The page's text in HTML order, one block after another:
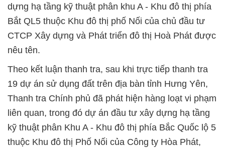
dựng hạ tầng kỹ thuật phân khu A - Khu đô thị phía
Bắt QL5 thuộc Khu đô thị phố Nối của chủ đầu tư
CTCP Xây dựng và Phát triển đô thị Hoà Phát được
nêu tên.
Theo kết luận thanh tra, sau khi trực tiếp thanh tra
19 dự án sử dụng đất trên địa bàn tỉnh Hưng Yên,
Thanh tra Chính phủ đã phát hiện hàng loạt vi phạm
liên quan, trong đó dự án đầu tư xây dựng hạ tầng
kỹ thuật phân Khu A - Khu đô thị phía Bắc Quốc lộ 5
thuộc Khu đô thị Phố Nối của Công ty Hòa Phát,